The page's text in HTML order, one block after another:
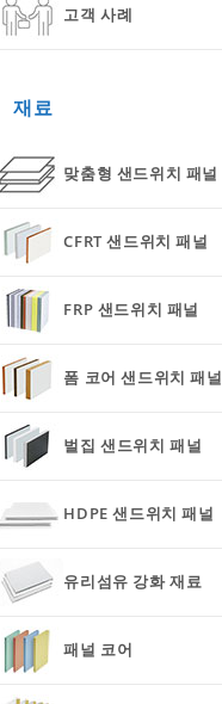
고객 사례
재료
맞춤형 샌드위치 패널
CFRT 샌드위치 패널
FRP 샌드위치 패널
폼 코어 샌드위치 패널
벌집 샌드위치 패널
HDPE 샌드위치 패널
유리섬유 강화 재료
패널 코어